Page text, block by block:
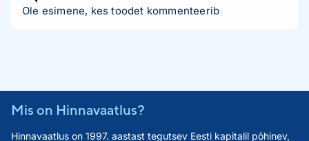
Ole esimene, kes toodet kommenteerib
Mis on Hinnavaatlus?
Hinnavaatlus on 1997. aastast tegutsev Eesti kapitalil põhinev,